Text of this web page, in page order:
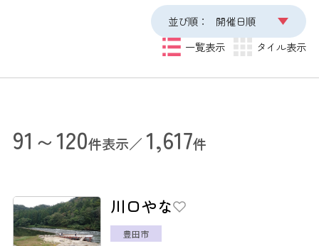
並び順：
開催日順
一覧表示
タイル表示
91～120件表示／ 1,617件
川口やな
豊田市